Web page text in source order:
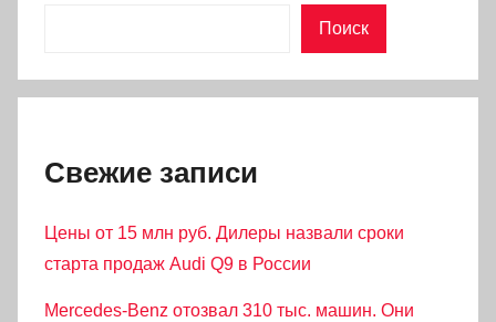
Поиск
Свежие записи
Цены от 15 млн руб. Дилеры назвали сроки
старта продаж Audi Q9 в России
Mercedes-Benz отозвал 310 тыс. машин. Они